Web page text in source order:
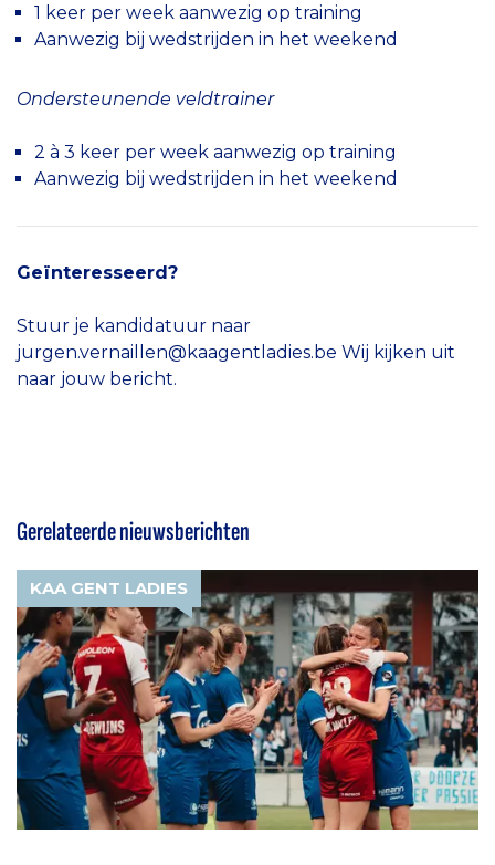
1 keer per week aanwezig op training
Aanwezig bij wedstrijden in het weekend
Ondersteunende veldtrainer
2 à 3 keer per week aanwezig op training
Aanwezig bij wedstrijden in het weekend
Geïnteresseerd?
Stuur je kandidatuur naar
jurgen.vernaillen@kaagentladies.be Wij kijken uit
naar jouw bericht.
Gerelateerde nieuwsberichten
KAA GENT LADIES